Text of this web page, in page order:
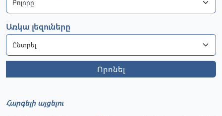
Առկա լեզուները
Որոնել
Հարգելի այցելու